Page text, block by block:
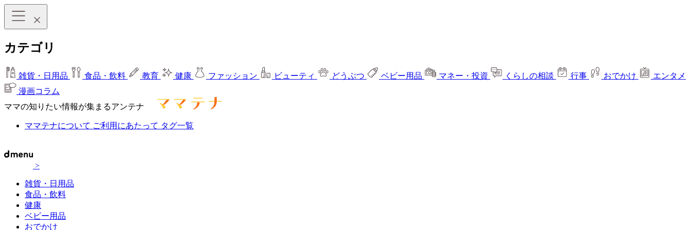
カテゴリ
雑貨・日用品 食品・飲料 教育 健康 ファッション ビューティ どうぶつ ベビー用品 マネー・投資 くらしの相談 行事 おでかけ
エンタメ
漫画コラム
ママの知りたい情報が集まるアンテナ
ママテナについて ご利用にあたって タグ一覧
>
雑貨・日用品
食品・飲料
健康
ベビー用品
おでかけ